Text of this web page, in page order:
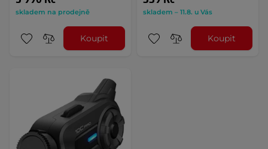
skladem na prodejně
Koupit
skladem – 11.8. u Vás
Koupit